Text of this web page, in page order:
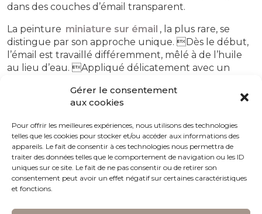
Gérer le consentement
aux cookies
Pour offrir les meilleures expériences, nous utilisons des technologies
telles que les cookies pour stocker et/ou accéder aux informations des
appareils. Le fait de consentir à ces technologies nous permettra de
traiter des données telles que le comportement de navigation ou les ID
uniques sur ce site. Le fait de ne pas consentir ou de retirer son
consentement peut avoir un effet négatif sur certaines caractéristiques
et fonctions.
dans des couches d’émail transparent.
La peinture miniature sur émail , la plus rare, se
distingue par son approche unique. Dès le début,
l’émail est travaillé différemment, mêlé à de l’huile
au lieu d’eau. Appliqué délicatement avec un
cette méthode permet la reproduction en
miniature de chefs-d’œuvre picturaux, de portraits
complexes.
La technique de l’ émaillage camaïeuest une
méthode artistique raffinée qui implique l’utilisation
de nuances subtiles d’une seule couleur d’émail
pour créer un effet monochrome en dégradé. Cette
approche délicate met l’accent sur la richesse des